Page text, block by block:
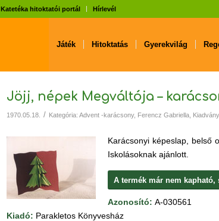
Katetéka hitoktatói portál Hírlevél
Játék Hitoktatás Gyerekvilág
Jöjj, népek Megváltója –
1970.05.18. / Kategória: Advent -karácsony, Ferencz Gabriella,
Karácsonyi képeslap, belső
Iskolásoknak ajánlott.
A termék már nem kapható,
Azonosító: A-030561
Kiadó: Parakletos Könyvesház